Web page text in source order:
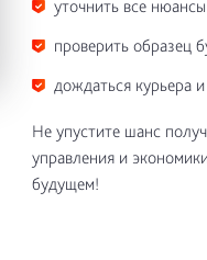
уточнить все
проверить образец
дождаться курьера и
Не упустите шанс
управления и
будущем!